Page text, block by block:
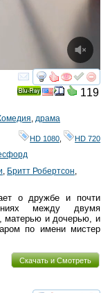
смотреть
119
, драма
HD 1080, HD 720
, Бритт Робертсон,
о дружбе и почти
между двумя
и дочерью, и
по имени мистер
Скачать и Смотреть